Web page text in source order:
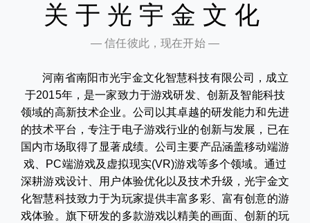
关于光宇金文化
— 信任彼此，现在开始 —
河南省南阳市光宇金文化智慧科技有限公司，成立
于2015年，是一家致力于游戏研发、创新及智能科技
领域的高新技术企业。公司以其卓越的研发能力和先进
的技术平台，专注于电子游戏行业的创新与发展，已在
国内市场取得了显著成绩。公司主要产品涵盖移动端游
戏、PC端游戏及虚拟现实(VR)游戏等多个领域。通过
深耕游戏设计、用户体验优化以及技术升级，光宇金文
化智慧科技致力于为玩家提供丰富多彩、富有创意的游
戏体验。旗下研发的多款游戏以精美的画面、创新的玩